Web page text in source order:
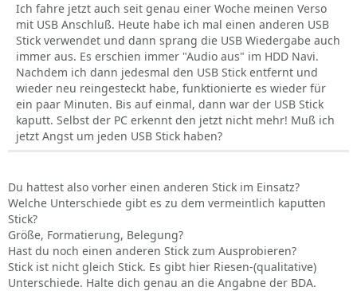
Ich fahre jetzt auch seit genau einer Woche meinen Verso
mit USB Anschluß. Heute habe ich mal einen anderen USB
Stick verwendet und dann sprang die USB Wiedergabe auch
immer aus. Es erschien immer "Audio aus" im HDD Navi.
Nachdem ich dann jedesmal den USB Stick entfernt und
wieder neu reingesteckt habe, funktionierte es wieder für
ein paar Minuten. Bis auf einmal, dann war der USB Stick
kaputt. Selbst der PC erkennt den jetzt nicht mehr! Muß ich
jetzt Angst um jeden USB Stick haben?
Du hattest also vorher einen anderen Stick im Einsatz?
Welche Unterschiede gibt es zu dem vermeintlich kaputten
Stick?
Größe, Formatierung, Belegung?
Hast du noch einen anderen Stick zum Ausprobieren?
Stick ist nicht gleich Stick. Es gibt hier Riesen-(qualitative)
Unterschiede. Halte dich genau an die Angabne der BDA.